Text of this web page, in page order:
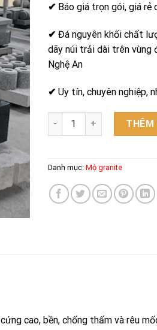
✔ Báo giá trọn gói, giá rẻ
✔ Đá nguyên khối chất
dãy núi trải dài trên vùng
Nghệ An
✔ Uy tín, chuyên nghiệp,
Mộ granite - Mẫu 22 số
THÊM
Danh mục: Mộ granite
cao, bền, chống thấm và rêu